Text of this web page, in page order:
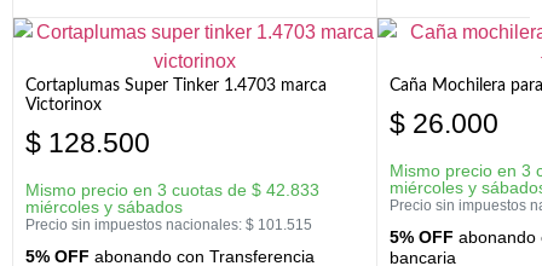
Cortaplumas Super Tinker 1.4703 marca
Victorinox
$ 128.500
Mismo precio en 3 cuotas de $ 42.833
miércoles y sábados
Precio sin impuestos nacionales: $ 101.515
5% OFF abonando con Transferencia
Caña Mochilera
$ 26.000
Mismo precio en 3
miércoles y
Precio sin impuestos
5% OFF abonando
bancaria